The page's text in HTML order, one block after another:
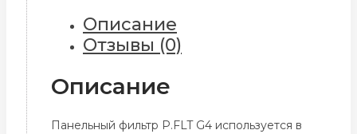
Описание
Отзывы (0)
Описание
Панельный фильтр P.FLT G4 используется в